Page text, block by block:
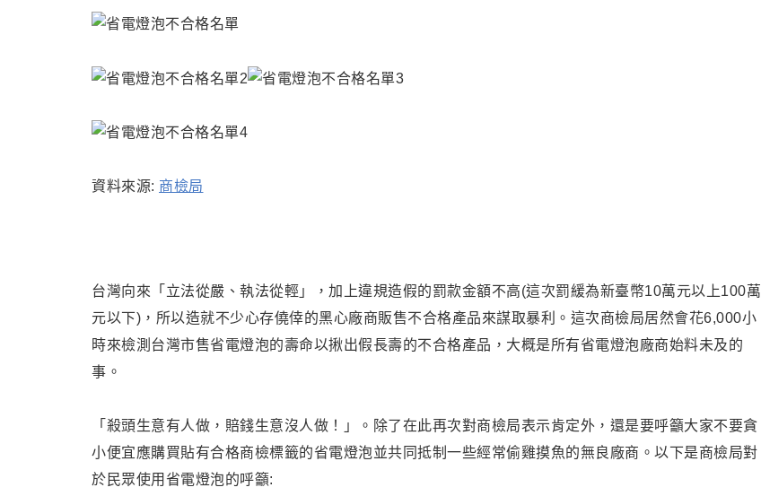
資料來源: 商檢局
台灣向來「立法從嚴、執法從輕」，加上違規造假的罰款金額不高(這次罰緩為新臺幣10萬元以上100萬
元以下)，所以造就不少心存僥倖的黑心廠商販售不合格產品來謀取暴利。這次商檢局居然會花6,000小
時來檢測台灣市售省電燈泡的壽命以揪出假長壽的不合格產品，大概是所有省電燈泡廠商始料未及的
事。
「殺頭生意有人做，賠錢生意沒人做！」 。 除了在此再次對商檢局表示肯定外，還是要呼籲大家不要貪
小便宜應購買貼有合格商檢標籤的省電燈泡並共同抵制一些經常偷雞摸魚的無良廠商。 以下是商檢局對
於民眾使用省電燈泡的呼籲: